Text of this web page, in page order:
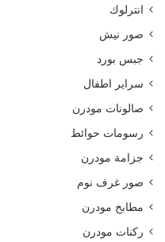
انترلوك
صور نيش
جبس بورد
سراير اطفال
صالونات مودرن
رسومات حوائط
جزامة مودرن
صور غرف نوم
مطابخ مودرن
ركنات مودرن